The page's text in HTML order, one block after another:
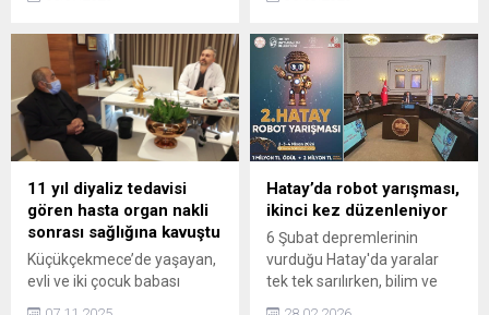
dijital ekranlarımızda...
ciddi göz enfeksiyonlarına
Göz Hastalıkları Uzmanı Op.
Dr. Diclehan Ali Dicle,
“Kontakt lens kullanan
kişinin havuza, denize, duşa,
saunaya, buhar banyosuna
ya da jakuziye lensle
girmemesi gerekiyor.
Kontakt lens ve su bir araya
gelmemeli. Kontakt lensle
havuza girmek...
sindirimin değil, tüm sağlığın
semptomlar çok önemli.
Mesela karın ağrısı, şişkinlik,
ishal, kabızlık, bulantı,
kusma birkaç günden fazla
sürüyorsa ve altında yatan
bir neden bulunamıyorsa
mutlaka bir gastroenteroloji
uzmanına başvurmak
gerekir” dedi. Prof. Dr. Salih
Boğa ise “Bu...
11 yıl diyaliz tedavisi
gören hasta organ nakli
sonrası sağlığına kavuştu
Küçükçekmece’de yaşayan,
evli ve iki çocuk babası
Hatay’da robot yarışması,
ikinci kez düzenleniyor
6 Şubat depremlerinin
vurduğu Hatay'da yaralar
tek tek sarılırken, bilim ve